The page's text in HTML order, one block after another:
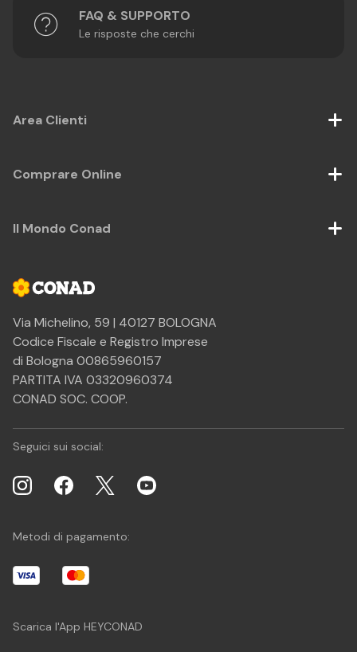
FAQ & SUPPORTO
Le risposte che cerchi
Via Michelino, 59 | 40127 BOLOGNA
Codice Fiscale e Registro Imprese
di Bologna 00865960157
PARTITA IVA 03320960374
CONAD SOC. COOP.
Area Clienti
Comprare Online
Il Mondo Conad
Seguici sui social:
Metodi di pagamento:
Scarica l'App HEYCONAD